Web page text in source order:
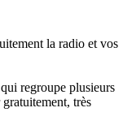
la radio et vos
regroupe plusieurs
très